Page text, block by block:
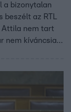
a bizonytalan
az RTL
Attila nem tart
nem kíváncsiak